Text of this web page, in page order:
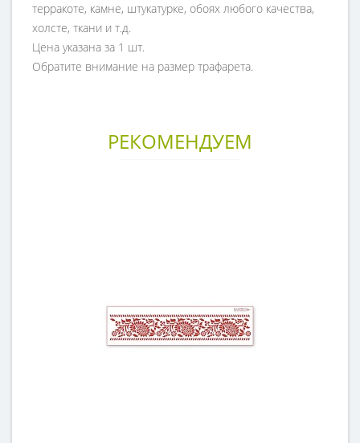
терракоте, камне, штукатурке, обоях любого качества,
холсте, ткани и т.д.
Цена указана за 1 шт.
Обратите внимание на размер трафарета.
РЕКОМЕНДУЕМ